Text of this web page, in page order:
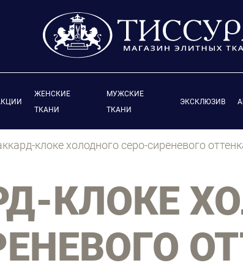
ЖЕНСКИЕ
ТКАНИ
МУЖСКИЕ
ТКАНИ
ЭКСКЛЮЗИВ
клоке холодного серо-сиреневого
КЛОКЕ